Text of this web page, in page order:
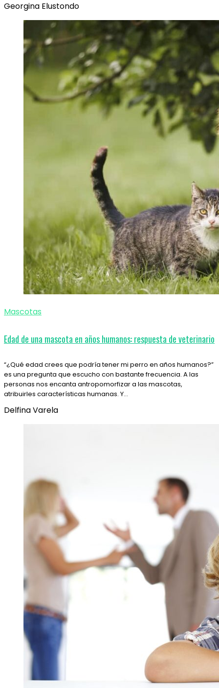
Georgina Elustondo
Mascotas
Edad de una mascota en años humanos: respuesta de veterinario
“¿Qué edad crees que podría tener mi perro en años humanos?”
es una pregunta que escucho con bastante frecuencia. A las
personas nos encanta antropomorfizar a las mascotas,
atribuirles características humanas. Y…
Delfina Varela